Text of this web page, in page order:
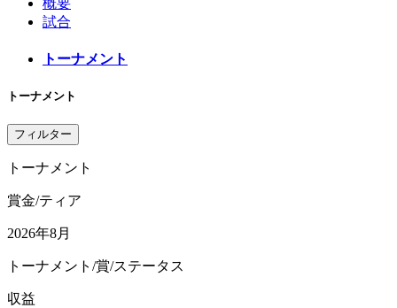
試合
トーナメント
トーナメント
フィルター
トーナメント
賞金/ティア
2026年8月
トーナメント/賞/ステータス
収益